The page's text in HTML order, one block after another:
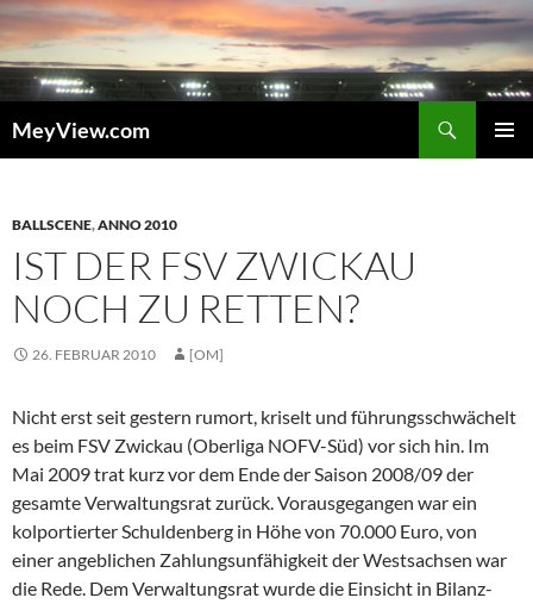
Zum
Inhalt
springen
MeyView.com
BALLSCENE,ANNO 2010
IST DER FSV ZWICKAU
NOCH ZU RETTEN?
26. FEBRUAR 2010 [OM]
Nicht erst seit gestern rumort, kriselt und führungsschwächelt
es beim FSV Zwickau (Oberliga NOFV-Süd) vor sich hin. Im
Mai 2009 trat kurz vor dem Ende der Saison 2008/09 der
gesamte Verwaltungsrat zurück. Vorausgegangen war ein
kolportierter Schuldenberg in Höhe von 70.000 Euro, von
einer angeblichen Zahlungsunfähigkeit der Westsachsen war
die Rede. Dem Verwaltungsrat wurde die Einsicht in Bilanz-